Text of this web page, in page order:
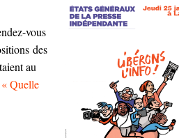
vous
des
au
« Quelle